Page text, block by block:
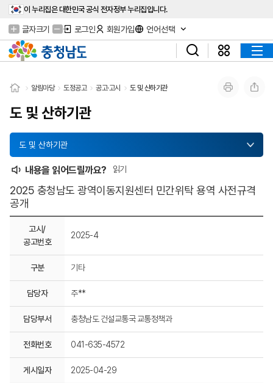
이 누리집은 대한민국 공식 전자정부 누리집입니다.
글자크기 로그인 회원가입 언어선택
알림마당 도정공고 공고·고시 도 및 산하기관
도 및 산하기관
도 및 산하기관
내용을 읽어드릴까요? 읽기
2025 충청남도 광역이동지원센터 민간위탁 용역 사전규격
공개
고시/
공고번호
2025-4
구분 기타
담당자 주**
담당부서 충청남도 건설교통국 교통정책과
전화번호 041-635-4572
게시일자 2025-04-29